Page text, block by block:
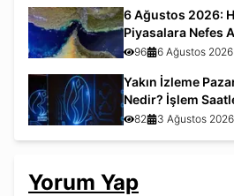
6 Ağustos 2026:
Piyasalara Nefes
96 6 Ağustos
Yakın İzleme
Nedir? İşlem
82 3 Ağustos
Yorum Yap